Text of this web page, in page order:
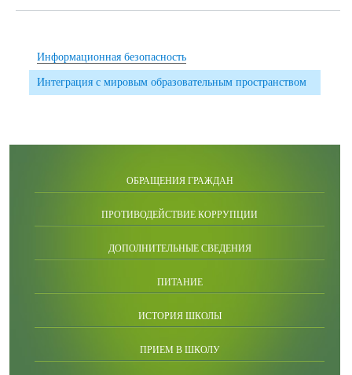
Информационная безопасность
Интеграция с мировым образовательным пространством
ОБРАЩЕНИЯ ГРАЖДАН
ПРОТИВОДЕЙСТВИЕ КОРРУПЦИИ
ДОПОЛНИТЕЛЬНЫЕ СВЕДЕНИЯ
ПИТАНИЕ
ИСТОРИЯ ШКОЛЫ
ПРИЕМ В ШКОЛУ